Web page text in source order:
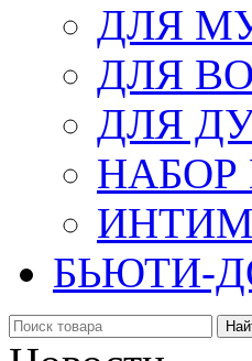
ДЛЯ
ДЛЯ
ДЛЯ
БЬЮТИ-